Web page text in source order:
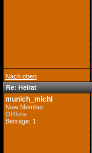
Nach oben
Re: Heirat
munich_michl
New Member
Offline
Beiträge: 1